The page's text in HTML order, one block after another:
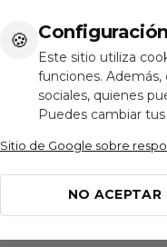
🍪
Este sitio utiliza
funciones.
sociales, quienes
Puedes cambiar
Sitio de Google sobre
NO ACEPTAR